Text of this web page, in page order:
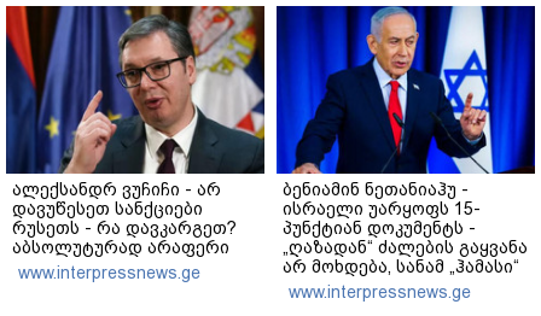
ალექსანდრ ვუჩიჩი - არ
დავუწესეთ სანქციები
რუსეთს - რა დავკარგეთ?
აბსოლუტურად არაფერი
www.interpressnews.ge
ბენიამინ ნეთანიაჰუ -
ისრაელი უარყოფს 15-
პუნქტიან დოკუმენტს -
„ღაზადან“ ძალების გაყვანა
არ მოხდება, სანამ „ჰამასი“
ნამდვილად არ
განიარაღდება
www.interpressnews.ge